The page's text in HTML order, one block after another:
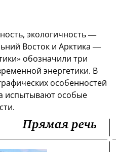
экологичность —
Восток и Арктика —
обозначили три
энергетики. В
особенностей
испытывают особые
Прямая речь